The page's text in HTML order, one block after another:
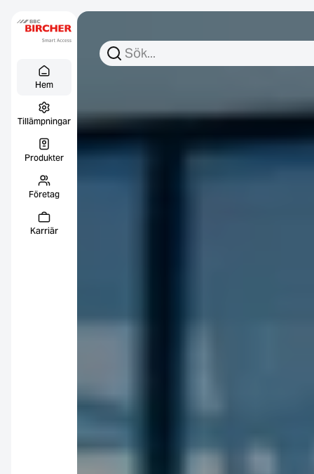
Hem
Tillämpningar
Produkter
Företag
Karriär
Sök efter:
Sök
Menu Titel Länkar